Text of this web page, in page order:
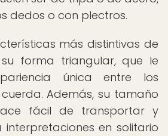
dedos o con plectros.
más distintivas de
forma triangular, que le
única entre los
Además, su tamaño
fácil de transportar y
en solitario